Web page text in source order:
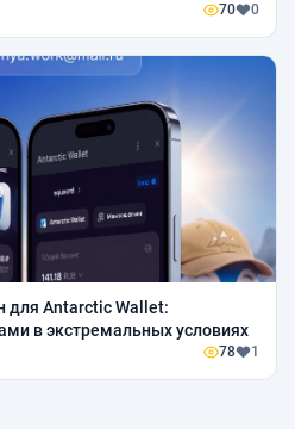
70 0
для Antarctic Wallet:
в экстремальных условиях
78 1